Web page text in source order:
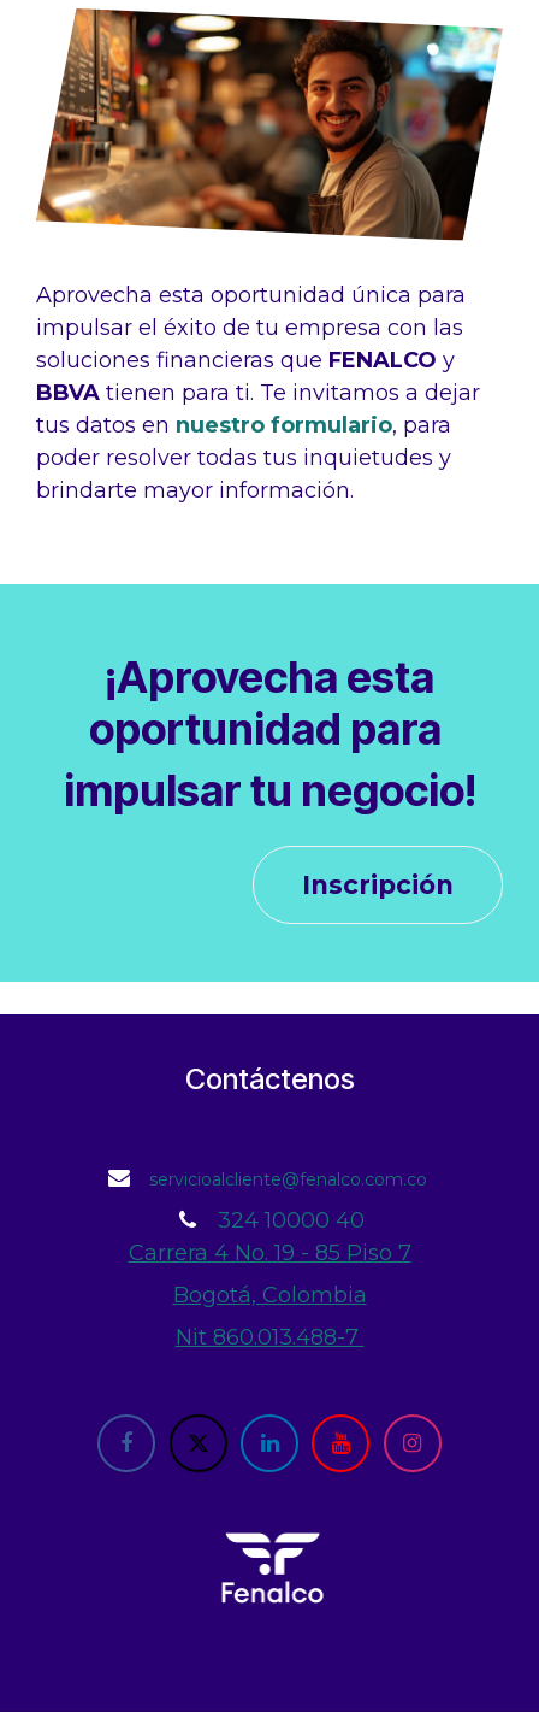
Aprovecha esta oportunidad única para
impulsar el éxito de tu empresa con las
soluciones financieras que FENALCO y
BBVA tienen para ti. Te invitamos a dejar
tus datos en nuestro formulario, para
poder resolver todas tus inquietudes y
brindarte mayor información.
¡Aprovecha esta
oportunidad para
impulsar tu negocio!
Inscripción
Contáctenos
servicioalcliente@fenalco.com.co
324 10000 40
Carrera 4 No. 19 - 85 Piso 7
Bogotá, Colombia
Nit 860.013.488-7